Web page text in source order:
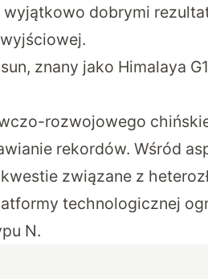
wyjątkowo dobrymi
znany jako Himalaya
rozwojowego
rekordów. Wśród
związane z
technologicznej
N.